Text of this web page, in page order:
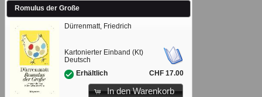
Romulus der Große
Dürrenmatt, Friedrich
Kartonierter Einband (Kt)
Deutsch
Erhältlich
CHF 17.00
In den Warenkorb